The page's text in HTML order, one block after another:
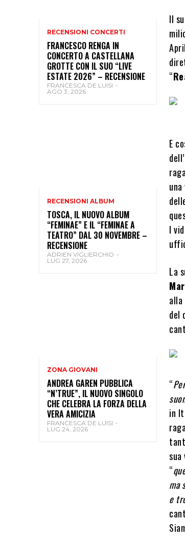
RECENSIONI CONCERTI
FRANCESCO RENGA IN
CONCERTO A CASTELLANA
GROTTE CON IL SUO “LIVE
ESTATE 2026” – RECENSIONE
FRANCESCA DE LUISI -
AGO 3, 2026
RECENSIONI ALBUM
TOSCA, IL NUOVO ALBUM
“FEMINAE” E IL “FEMINAE A
TEATRO” DAL 30 NOVEMBRE –
RECENSIONE
ADRIEN VIGLIERCHIO -
LUG 27, 2026
ZONA GIOVANI
ANDREA GAREN PUBBLICA
“N’TRUE”, IL NUOVO SINGOLO
CHE CELEBRA LA FORZA DELLA
VERA AMICIZIA
FRANCESCA DE LUISI -
LUG 24, 2026
Il
“
E
I
La
del
“
in
“
ma
e